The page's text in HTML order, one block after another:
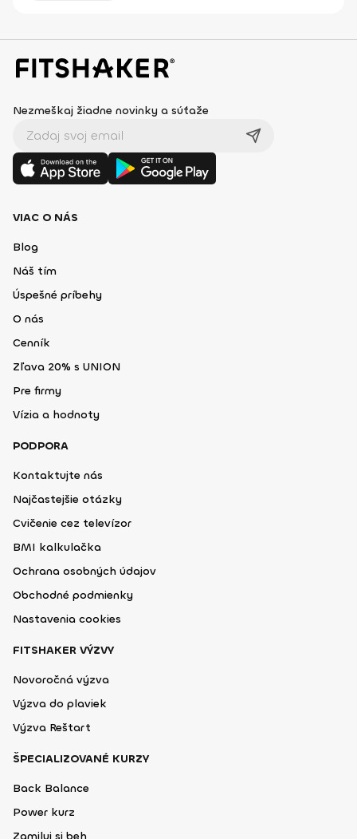
Nezmeškaj žiadne novinky a súťaže
VIAC O NÁS
Blog
Náš tím
Úspešné príbehy
O nás
Cenník
Zľava 20% s UNION
Pre firmy
Vízia a hodnoty
PODPORA
Kontaktujte nás
Najčastejšie otázky
Cvičenie cez televízor
BMI kalkulačka
Ochrana osobných údajov
Obchodné podmienky
Nastavenia cookies
FITSHAKER VÝZVY
Novoročná výzva
Výzva do plaviek
Výzva Reštart
ŠPECIALIZOVANÉ KURZY
Back Balance
Power kurz